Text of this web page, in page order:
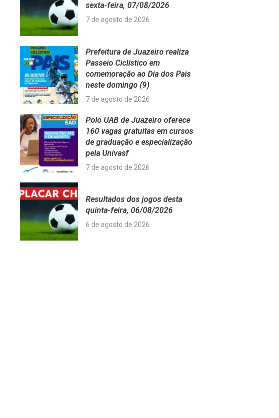
sexta-feira, 07/08/2026
7 de agosto de 2026
Prefeitura de Juazeiro realiza
Passeio Ciclístico em
comemoração ao Dia dos Pais
neste domingo (9)
7 de agosto de 2026
Polo UAB de Juazeiro oferece
160 vagas gratuitas em cursos
de graduação e especialização
pela Univasf
7 de agosto de 2026
Resultados dos jogos desta
quinta-feira, 06/08/2026
6 de agosto de 2026